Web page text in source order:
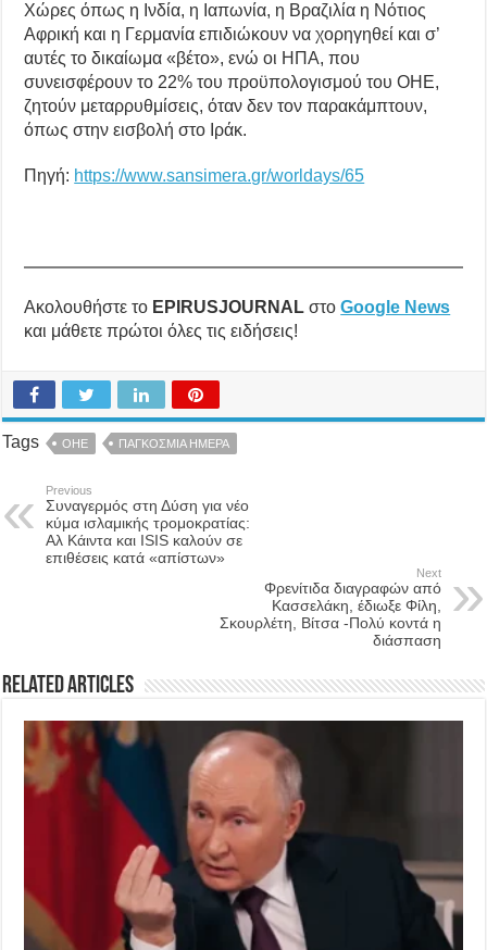
Χώρες όπως η Ινδία, η Ιαπωνία, η Βραζιλία η Νότιος
Αφρική και η Γερμανία επιδιώκουν να χορηγηθεί και σ’
αυτές το δικαίωμα «βέτο», ενώ οι ΗΠΑ, που
συνεισφέρουν το 22% του προϋπολογισμού του ΟΗΕ,
ζητούν μεταρρυθμίσεις, όταν δεν τον παρακάμπτουν,
όπως στην εισβολή στο Ιράκ.
Πηγή: https://www.sansimera.gr/worldays/65
Ακολουθήστε το EPIRUSJOURNAL στοGoogle News
και μάθετε πρώτοι όλες τις ειδήσεις!
Tags ΟΗΕ ΠΑΓΚΟΣΜΙΑ ΗΜΕΡΑ
Previous
Συναγερμός στη Δύση για νέo
κύμα ισλαμικής τρομοκρατίας:
Αλ Κάιντα και ISIS καλούν σε
επιθέσεις κατά «απίστων»
Next
Φρενίτιδα διαγραφών από
Κασσελάκη, έδιωξε Φίλη,
Σκουρλέτη, Βίτσα -Πολύ κοντά η
διάσπαση
Related Articles